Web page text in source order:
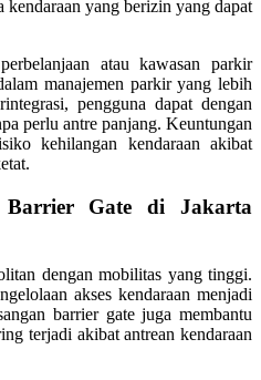
kendaraan yang berizin yang dapat
atau kawasan parkir
manajemen parkir yang lebih
pengguna dapat dengan
perlu antre panjang. Keuntungan
kehilangan kendaraan akibat
Barrier Gate di Jakarta
dengan mobilitas yang tinggi.
akses kendaraan menjadi
barrier gate juga membantu
terjadi akibat antrean kendaraan